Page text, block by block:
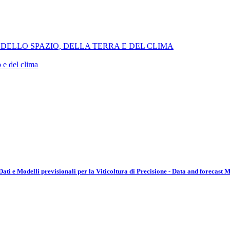
SPAZIO, DELLA TERRA E DEL CLIMA
e del clima
e Modelli previsionali per la Viticoltura di Precisione - Data and forecast